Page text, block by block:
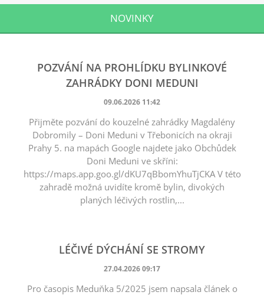
NOVINKY
POZVÁNÍ NA PROHLÍDKU BYLINKOVÉ
ZAHRÁDKY DONI MEDUNI
09.06.2026 11:42
Přijměte pozvání do kouzelné zahrádky Magdalény
Dobromily – Doni Meduni v Třebonicích na okraji
Prahy 5. na mapách Google najdete jako Obchůdek
Doni Meduni ve skříni:
https://maps.app.goo.gl/dKU7qBbomYhuTjCKA V této
zahradě možná uvidíte kromě bylin, divokých
planých léčivých rostlin,...
LÉČIVÉ DÝCHÁNÍ SE STROMY
27.04.2026 09:17
Pro časopis Meduňka 5/2025 jsem napsala článek o